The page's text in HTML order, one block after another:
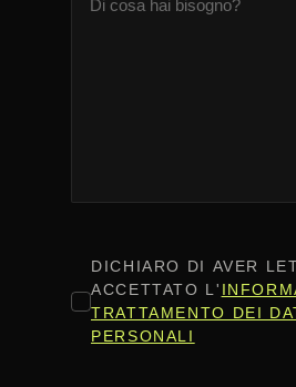
CONSENSO*
DICHIARO DI AVER
ACCETTATO L'
TRATTAMENTO DEI
PERSONALI